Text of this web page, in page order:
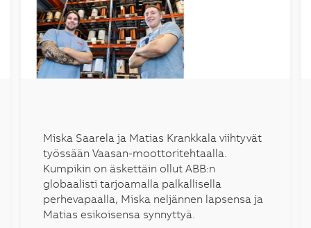
Miska Saarela ja Matias Krankkala viihtyvät
työssään Vaasan-moottoritehtaalla.
Kumpikin on äskettäin ollut ABB:n
globaalisti tarjoamalla palkallisella
perhevapaalla, Miska neljännen lapsensa ja
Matias esikoisensa synnyttyä.